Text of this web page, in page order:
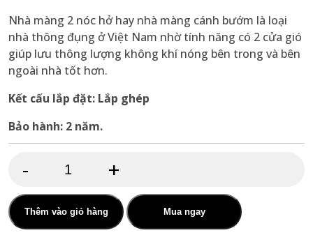
Nhà màng 2 nóc hở hay nhà màng cánh bướm là loại
nhà thông đụng ở Việt Nam nhờ tính năng có 2 cửa gió
giúp lưu thông lượng không khí nóng bên trong và bên
ngoài nhà tốt hơn.
Kết cấu lắp đặt: Lắp ghép
Bảo hành: 2 năm.
- Nhà
kính
2
+
Thêm vào giỏ hàng Mua ngay